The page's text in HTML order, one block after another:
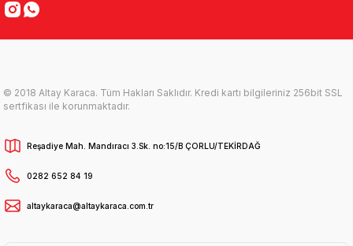
© 2018 Altay Karaca. Tüm Hakları Saklıdır. Kredi kartı bilgileriniz 256bit SSL
sertfikası ile korunmaktadır.
Reşadiye Mah. Mandıracı 3.Sk. no:15/B ÇORLU/TEKİRDAĞ
0282 652 84 19
altaykaraca@altaykaraca.com.tr